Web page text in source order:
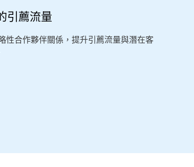
引薦流量
性合作夥伴關係，提升引薦流量與潛在客